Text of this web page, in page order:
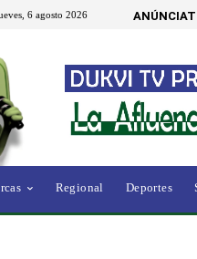
6 agosto 2026
Regional Deportes